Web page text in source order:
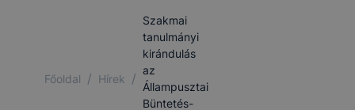
Főoldal / Hírek /
Szakmai
tanulmányi
kirándulás
az
Állampusztai
Büntetés-